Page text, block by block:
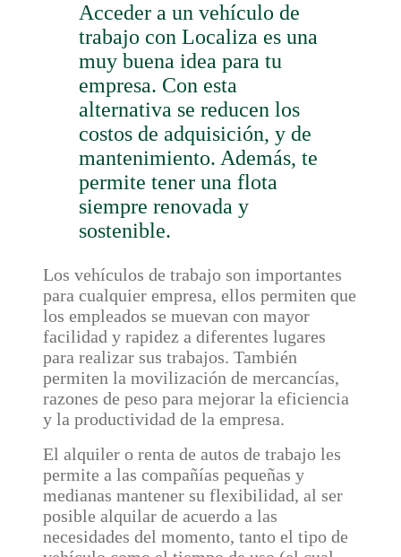
Acceder a un vehículo de
trabajo con Localiza es una
muy buena idea para tu
empresa. Con esta
alternativa se reducen los
costos de adquisición, y de
mantenimiento. Además, te
permite tener una flota
siempre renovada y
sostenible.
Los vehículos de trabajo son importantes
para cualquier empresa, ellos permiten que
los empleados se muevan con mayor
facilidad y rapidez a diferentes lugares
para realizar sus trabajos. También
permiten la movilización de mercancías,
razones de peso para mejorar la eficiencia
y la productividad de la empresa.
El alquiler o renta de autos de trabajo les
permite a las compañías pequeñas y
medianas mantener su flexibilidad, al ser
posible alquilar de acuerdo a las
necesidades del momento, tanto el tipo de